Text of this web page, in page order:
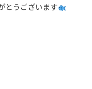
とうございます